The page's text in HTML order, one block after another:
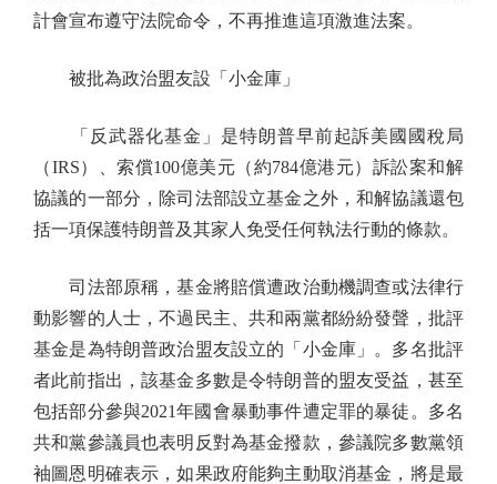
計會宣布遵守法院命令，不再推進這項激進法案。
被批為政治盟友設「小金庫」
「反武器化基金」是特朗普早前起訴美國國稅局
（IRS）、索償100億美元（約784億港元）訴訟案和解
協議的一部分，除司法部設立基金之外，和解協議還包
括一項保護特朗普及其家人免受任何執法行動的條款。
司法部原稱，基金將賠償遭政治動機調查或法律行
動影響的人士，不過民主、共和兩黨都紛紛發聲，批評
基金是為特朗普政治盟友設立的「小金庫」。多名批評
者此前指出，該基金多數是令特朗普的盟友受益，甚至
包括部分參與2021年國會暴動事件遭定罪的暴徒。多名
共和黨參議員也表明反對為基金撥款，參議院多數黨領
袖圖恩明確表示，如果政府能夠主動取消基金，將是最